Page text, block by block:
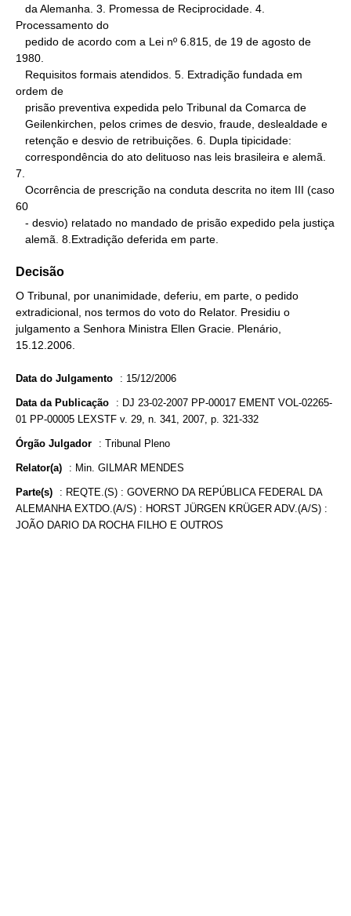
Processamento do
1980.
ordem de
7.
60
   alemã. 8.Extradição deferida em parte.
Decisão
O Tribunal, por unanimidade, deferiu, em parte, o pedido
extradicional, nos termos do voto do Relator. Presidiu o
julgamento a Senhora Ministra Ellen Gracie. Plenário,
15.12.2006.
Data do Julgamento : 15/12/2006
Data da Publicação : DJ 23-02-2007 PP-00017 EMENT VOL-02265-
01 PP-00005 LEXSTF v. 29, n. 341, 2007, p. 321-332
Órgão Julgador : Tribunal Pleno
Relator(a) : Min. GILMAR MENDES
Parte(s) : REQTE.(S) : GOVERNO DA REPÚBLICA FEDERAL DA
ALEMANHA EXTDO.(A/S) : HORST JÜRGEN KRÜGER ADV.(A/S) :
JOÃO DARIO DA ROCHA FILHO E OUTROS